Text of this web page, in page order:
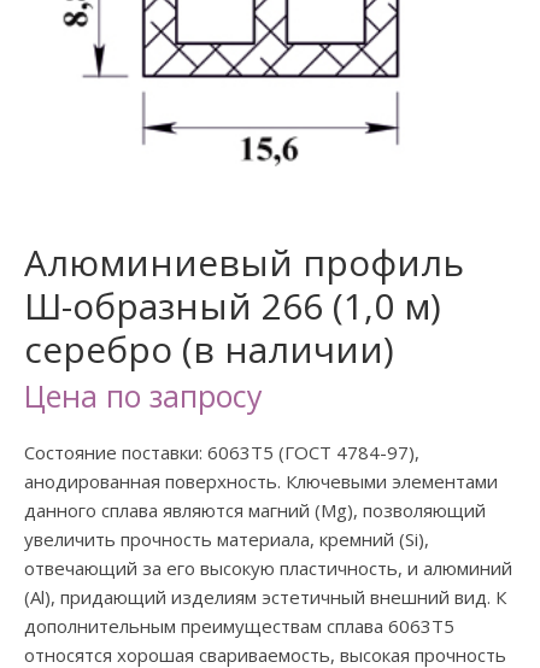
Алюминиевый профиль
Ш-образный 266 (1,0 м)
серебро (в наличии)
Цена по запросу
Состояние поставки: 6063Т5 (ГОСТ 4784-97),
анодированная поверхность. Ключевыми элементами
данного сплава являются магний (Mg), позволяющий
увеличить прочность материала, кремний (Si),
отвечающий за его высокую пластичность, и алюминий
(Al), придающий изделиям эстетичный внешний вид. К
дополнительным преимуществам сплава 6063Т5
относятся хорошая свариваемость, высокая прочность